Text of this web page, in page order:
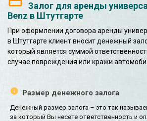
Залог для аренды
Benz в Штутгарте
При оформлении договора аренды
в Штутгарте клиент вносит денежный
который является суммой
случае повреждения или кражи
Размер денежного залога
Денежный размер залога – это так
за который Вы несете ответственность и